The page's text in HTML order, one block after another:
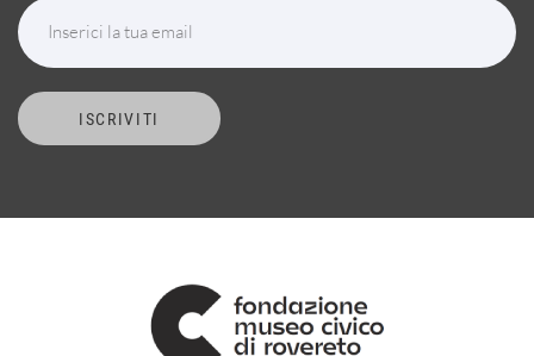
Inserici la tua email
ISCRIVITI